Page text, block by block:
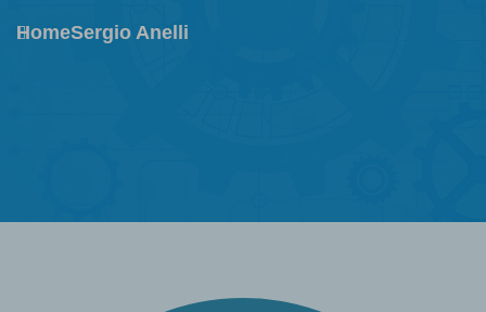
HomeSergio Anelli